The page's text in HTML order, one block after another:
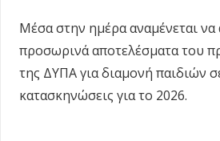
Μέσα στην ημέρα αναμένεται
προσωρινά αποτελέσματα του
της ΔΥΠΑ για διαμονή παιδιών
κατασκηνώσεις για το 2026.